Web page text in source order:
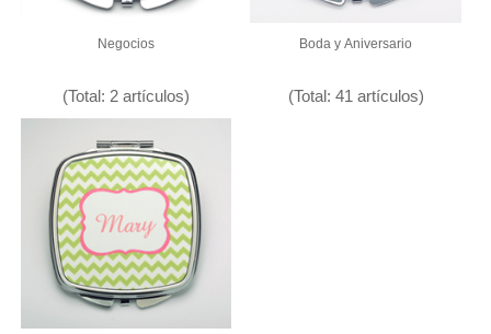
Negocios
(Total: 2 artículos)
Boda y Aniversario
(Total: 41 artículos)